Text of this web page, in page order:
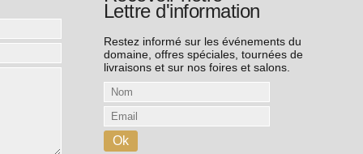
Lettre d'information
Restez informé sur les événements du
domaine, offres spéciales, tournées de
livraisons et sur nos foires et salons.